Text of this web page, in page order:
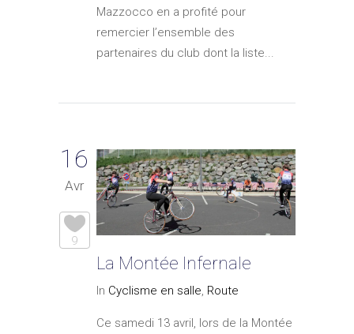
Mazzocco en a profité pour
remercier l’ensemble des
partenaires du club dont la liste...
16
Avr
9
La Montée Infernale
In Cyclisme en salle, Route
Ce samedi 13 avril, lors de la Montée